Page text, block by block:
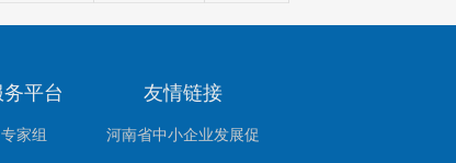
务平台
专家组
友情链接
河南省中小企业发展促